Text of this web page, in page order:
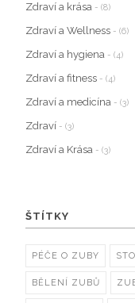
Zdraví a krása - (8)
Zdraví a Wellness - (6)
Zdraví a hygiena - (4)
Zdraví a fitness - (4)
Zdraví a medicína - (3)
Zdraví - (3)
Zdraví a Krása - (3)
ŠTÍTKY
PÉČE O ZUBY
BĚLENÍ ZUBŮ